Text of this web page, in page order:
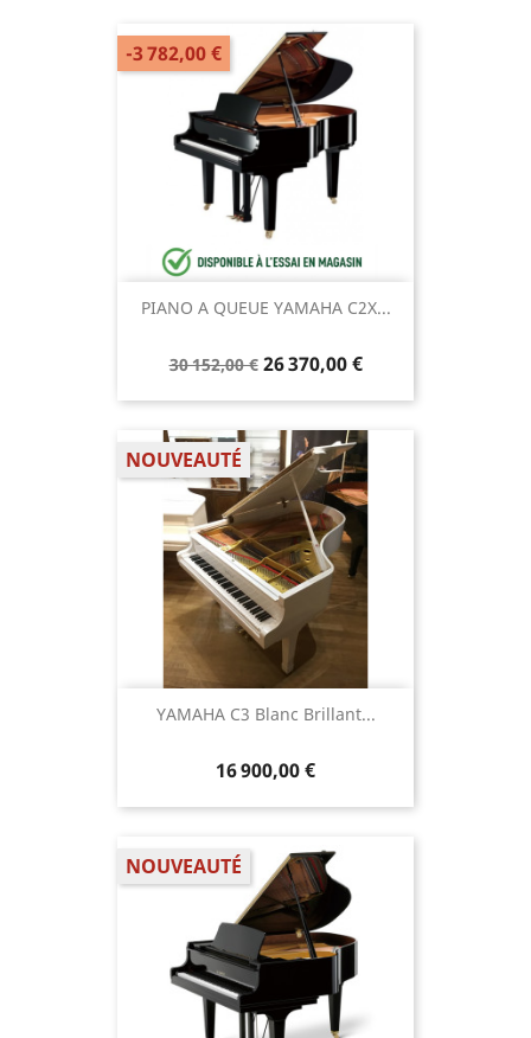
PIANO A QUEUE YAMAHA C2X...
30 152,00 € 26 370,00 €
-3 782,00 €
YAMAHA C3 Blanc Brillant...
16 900,00 €
NOUVEAUTÉ
NOUVEAUTÉ